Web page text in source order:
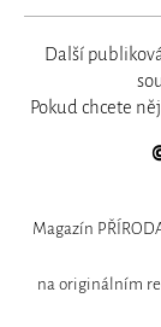
Další
Pokud chcete
Magazín
na originálním